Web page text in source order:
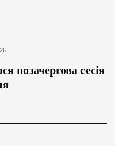
позачергова сесія